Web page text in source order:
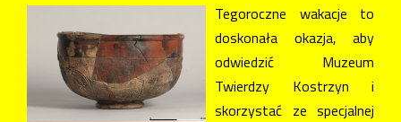
Tegoroczne wakacje to
doskonała okazja, aby
odwiedzić Muzeum
Twierdzy Kostrzyn i
skorzystać ze specjalnej